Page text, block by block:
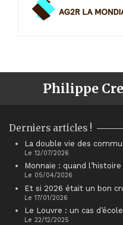
Philippe
Derniers articles !
La double vie des
Le 12/07/2026
Monnaie : quand
Le 05/04/2026
Et si 2026 était un bon
Le 17/01/2026
Le Louvre : un cas
Le 22/12/2025